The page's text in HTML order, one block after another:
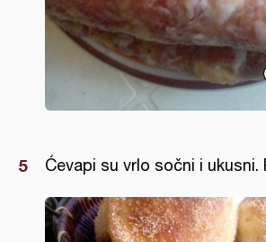
Ćevapi su vrlo sočni i ukusni.